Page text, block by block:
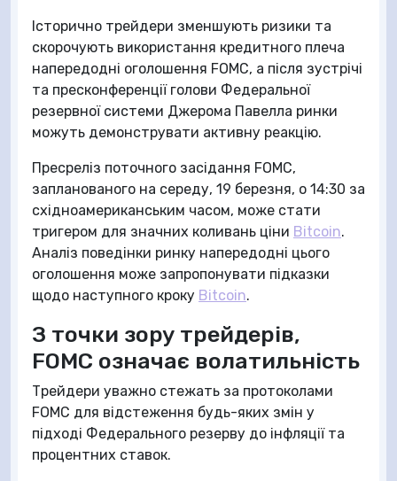
Історично трейдери зменшують ризики та
скорочують використання кредитного плеча
напередодні оголошення FOMC, а після зустрічі
та пресконференції голови Федеральної
резервної системи Джерома Павелла ринки
можуть демонструвати активну реакцію.
Пресреліз поточного засідання FOMC,
запланованого на середу, 19 березня, о 14:30 за
східноамериканським часом, може стати
тригером для значних коливань ціни Bitcoin.
Аналіз поведінки ринку напередодні цього
оголошення може запропонувати підказки
щодо наступного кроку Bitcoin.
З точки зору трейдерів,
FOMC означає волатильність
Трейдери уважно стежать за протоколами
FOMC для відстеження будь-яких змін у
підході Федерального резерву до інфляції та
процентних ставок.